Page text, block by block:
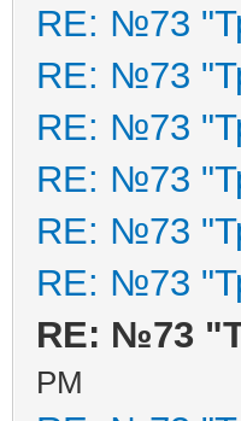
RE: №73
RE: №73
RE: №73
RE: №73
RE: №73
RE: №73
RE: №73
PM